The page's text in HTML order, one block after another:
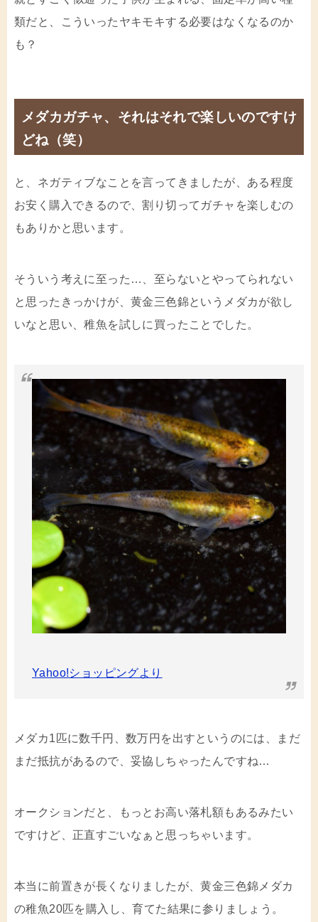
類だと、こういったヤキモキする必要はなくなるのか
も？
メダカガチャ、それはそれで楽しいのですけ
どね（笑）
と、ネガティブなことを言ってきましたが、ある程度
お安く購入できるので、割り切ってガチャを楽しむの
もありかと思います。
そういう考えに至った…、至らないとやってられない
と思ったきっかけが、黄金三色錦というメダカが欲し
いなと思い、稚魚を試しに買ったことでした。
Yahoo!ショッピングより
メダカ1匹に数千円、数万円を出すというのには、まだ
まだ抵抗があるので、妥協しちゃったんですね…
オークションだと、もっとお高い落札額もあるみたい
ですけど、正直すごいなぁと思っちゃいます。
本当に前置きが長くなりましたが、黄金三色錦メダカ
の稚魚20匹を購入し、育てた結果に参りましょう。